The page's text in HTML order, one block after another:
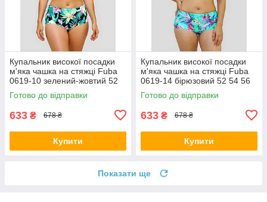
Купальник високої посадки
м'яка чашка на стяжці Fuba
0619-10 зелений-жовтий 52
54 56 58 60 розмір
Готово до відправки
633 ₴ 678 ₴
Купити
Купальник високої посадки
м'яка чашка на стяжці Fuba
0619-14 бірюзовий 52 54 56
58 60 розмір
Готово до відправки
633 ₴ 678 ₴
Купити
Показати ще